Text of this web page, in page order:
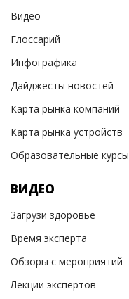
Видео
Глоссарий
Инфографика
Дайджесты новостей
Карта рынка компаний
Карта рынка устройств
Образовательные курсы
ВИДЕО
Загрузи здоровье
Время эксперта
Обзоры с мероприятий
Лекции экспертов